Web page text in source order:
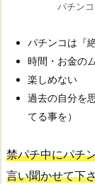
パチン
パチンコは『
時間・お金の
楽しめない
過去の自分を
てる事を）
禁パチ中にパチ
言い聞かせて下